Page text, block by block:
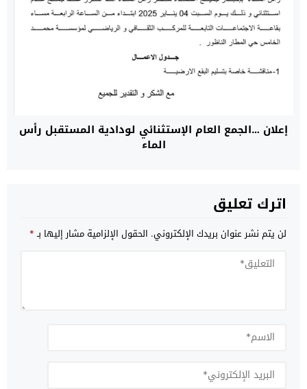
إعلان …الجمع العام الإستثنائي لودادية المستقبل رأس
الماء
اترك تعليق
لن يتم نشر عنوان بريدك الإلكتروني. الحقول الإلزامية مشار إليها بـ*